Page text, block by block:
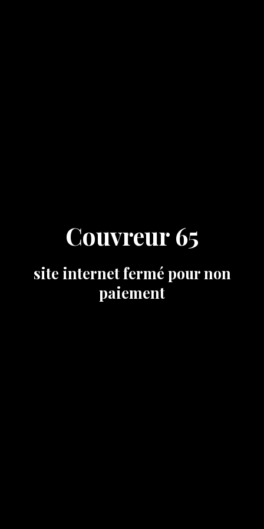
Couvreur 65
site internet fermé pour non
paiement